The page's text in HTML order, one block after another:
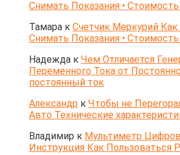
Снимать Показания •
Тамара к Счетчик Меркурий
Снимать Показания •
Надежда к Чем Отличается
Переменного Тока от
постоянный ток
Александр к Чтобы не
Авто Технические
Владимир к Мультиметр
Инструкция Как